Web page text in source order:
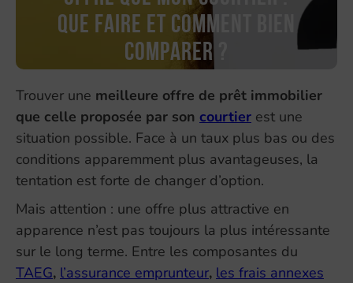
que faire et comment bien
comparer ?
Trouver une meilleure offre de prêt immobilier
que celle proposée par son courtier est une
situation possible. Face à un taux plus bas ou des
conditions apparemment plus avantageuses, la
tentation est forte de changer d’option.
Mais attention : une offre plus attractive en
apparence n’est pas toujours la plus intéressante
sur le long terme. Entre les composantes du
TAEG, l’assurance emprunteur, les frais annexes